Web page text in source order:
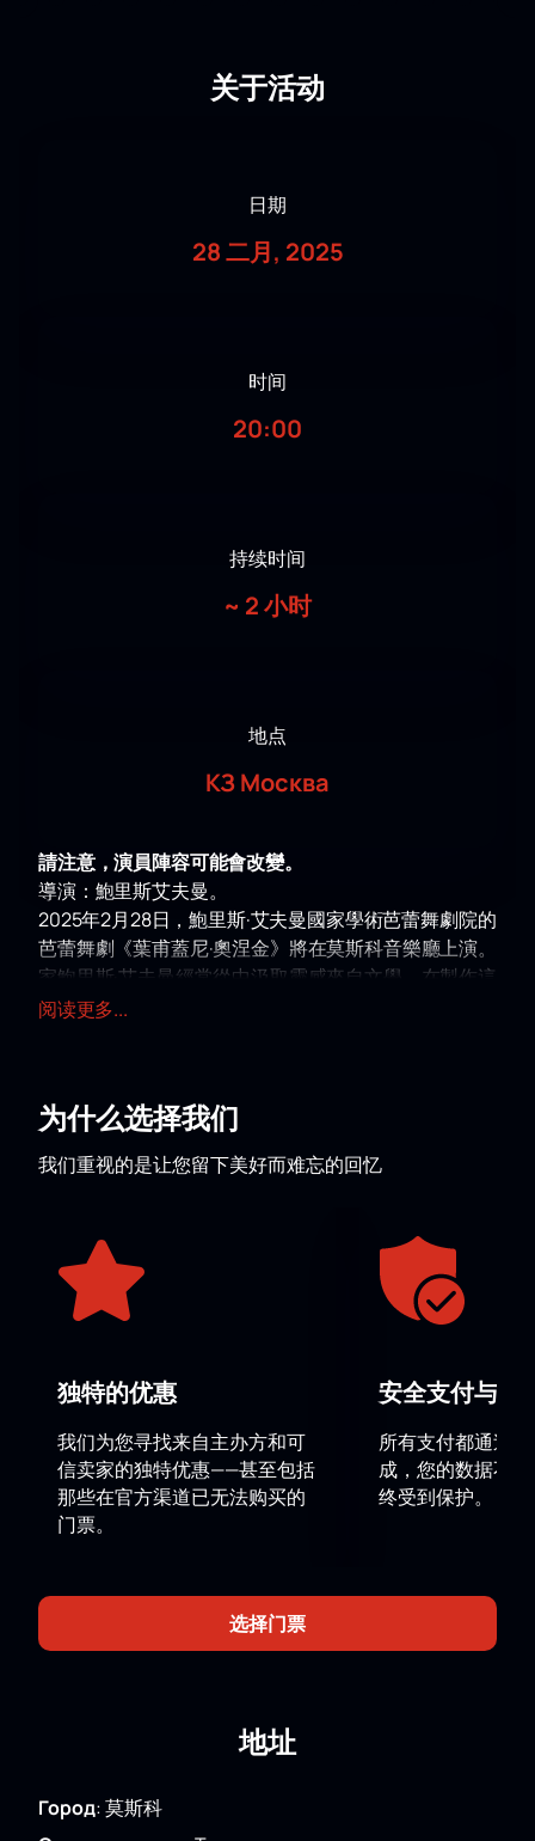
关于活动
日期
28 二月, 2025
时间
20:00
持续时间
~ 2 小时
地点
КЗ Москва
請注意，演員陣容可能會改變。
導演：鮑里斯艾夫曼。
2025年2月28日，鮑里斯·艾夫曼國家學術芭蕾舞劇院的
芭蕾舞劇《葉甫蓋尼·奧涅金》將在莫斯科音樂廳上演。
家鮑里斯·艾夫曼經常從中汲取靈感來自文學。在製作這
部作品時，他思考了今天的俄羅斯靈魂是什麼樣子，決
幻想，向觀眾展示了對俄羅斯靈魂的現代理解。
艾夫曼芭蕾舞劇《葉甫蓋尼奧涅金》門票
經典與現代如何巧妙地交織在一起，看到著名作品的新
版本中，塔蒂亞娜是一位與自己的慾望和激情作鬥爭的
蛇蠍美人。她處於三角戀的中心，在兩堆火之間奔波，
根本不去舞會，而是去夜店。艾夫曼受俄羅斯經典的啟
發，創作了一系列表演，每一個表演都是對熟悉的情節
理解它。艾夫曼製作的《芭蕾舞劇《葉甫蓋尼·奧涅金》
不僅在俄羅斯，在其他國家也廣為人知。她喚起了觀眾
的各種情感，贏得了全場起立鼓掌，並且仍然獲得了當
之無愧的滿座獎項。儘管距離首播已經過去了15年，但
人們對該劇的興趣並未減退。這證實了艾夫曼的傑出才
華，讓觀眾感到驚訝和鼓舞。如今該劇已成為俄羅斯芭
奧涅金》門票
在我們的網站上購買鮑里斯·艾夫曼的芭蕾舞劇《葉甫蓋
後，在短短幾秒鐘內，您將收到電子門票，您可以使用
該門票觀看該作品的放映。
阅读更多...
为什么选择我们
我们重视的是让您留下美好而难忘的回忆
独特的优惠
我们为您寻找来自主办方和可
信卖家的独特优惠——甚至包括
那些在官方渠道已无法购买的
门票。
安全支付与数
所有支付都通过
成，您的数据不
终受到保护。
选择门票
地址
Город:莫斯科